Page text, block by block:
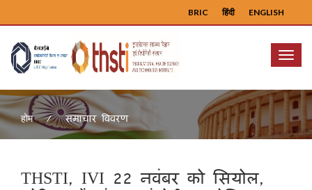
ENGLISH
हिंदी
BRIC
Menu
होम समाचार विवरण
THSTI, IVI 22 नवंबर को सियोल,